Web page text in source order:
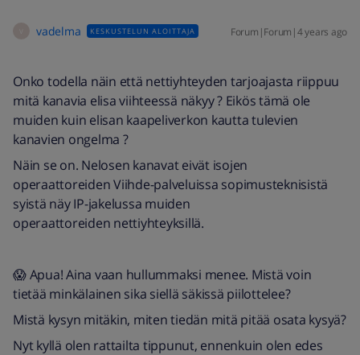
vadelma KESKUSTELUN ALOITTAJA Forum|Forum|4 years ago
Onko todella näin että nettiyhteyden tarjoajasta riippuu
mitä kanavia elisa viihteessä näkyy ? Eikös tämä ole
muiden kuin elisan kaapeliverkon kautta tulevien
kanavien ongelma ?
Näin se on. Nelosen kanavat eivät isojen
operaattoreiden Viihde-palveluissa sopimusteknisistä
syistä näy IP-jakelussa muiden
operaattoreiden nettiyhteyksillä.
😱 Apua! Aina vaan hullummaksi menee. Mistä voin
tietää minkälainen sika siellä säkissä piilottelee?
Mistä kysyn mitäkin, miten tiedän mitä pitää osata kysyä?
Nyt kyllä olen rattailta tippunut, ennenkuin olen edes